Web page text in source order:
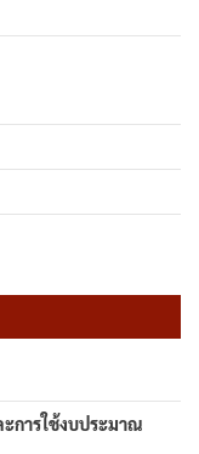
การใช้งบประมาณ